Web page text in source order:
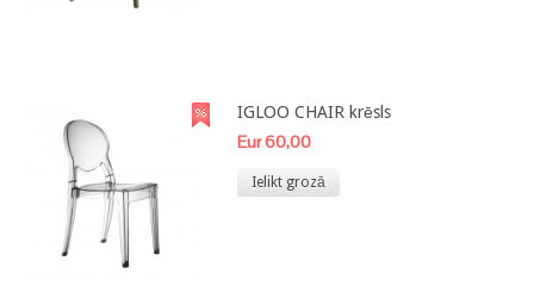
IGLOO CHAIR krēsls
Eur 60,00
Ielikt grozā